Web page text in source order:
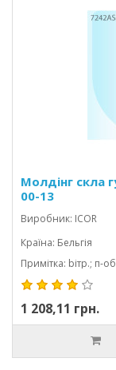
Молдінг скла
00-13
Виробник: ICOR
Країна: Бельгія
Примітка: bітр.; п-
1 208,11 грн.